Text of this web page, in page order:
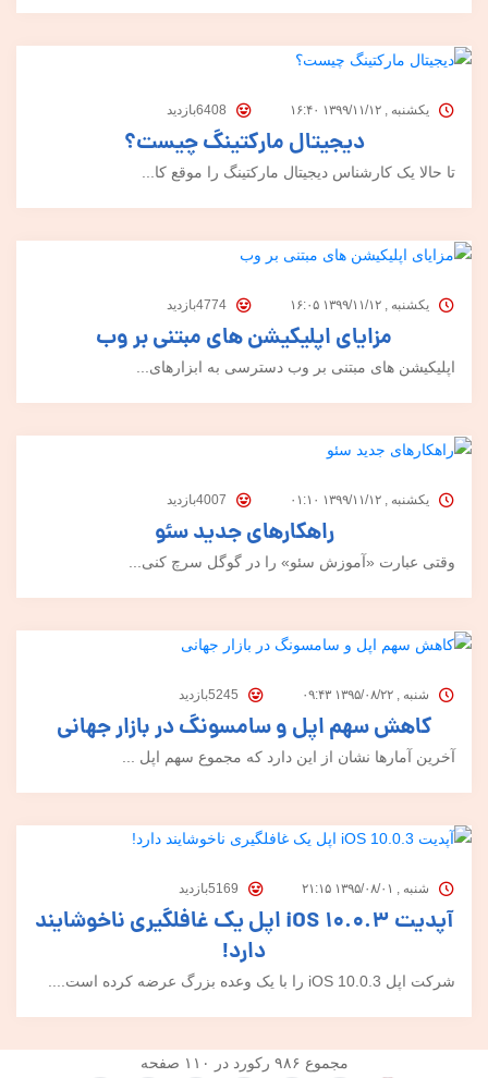
یکشنبه , ۱۳۹۹/۱۱/۱۲ ۱۶:۴۰
دیجیتال مارکتینگ چیست؟
تا حالا یک کارشناس دیجیتال مارکتینگ را موقع کا...
یکشنبه , ۱۳۹۹/۱۱/۱۲ ۱۶:۰۵
مزایای اپلیکیشن‌ های مبتنی بر وب
اپلیکیشن‌ های مبتنی بر وب دسترسی به ابزارهای...
یکشنبه , ۱۳۹۹/۱۱/۱۲ ۰۱:۱۰
راهکارهای جدید سئو
وقتی عبارت «آموزش سئو» را در گوگل سرچ کنی...
شنبه , ۱۳۹۵/۰۸/۲۲ ۰۹:۴۳
کاهش سهم اپل و سامسونگ در بازار جهانی
آخرین آمارها نشان از این دارد که مجموع سهم اپل ...
شنبه , ۱۳۹۵/۰۸/۰۱ ۲۱:۱۵
آپدیت iOS 10.0.3 اپل یک غافلگیری ناخوشایند
دارد!
شرکت اپل iOS 10.0.3 را با یک وعده بزرگ عرضه کرده است....
مجموع ۹۸۶ رکورد در ۱۱۰ صفحه